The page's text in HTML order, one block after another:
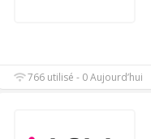
766 utilisé - 0 Aujourd’hui